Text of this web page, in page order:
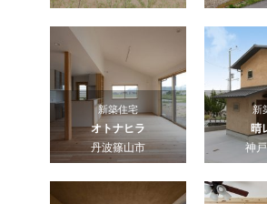
新築住宅
オトナヒラ
丹波篠山市
新
晴
神